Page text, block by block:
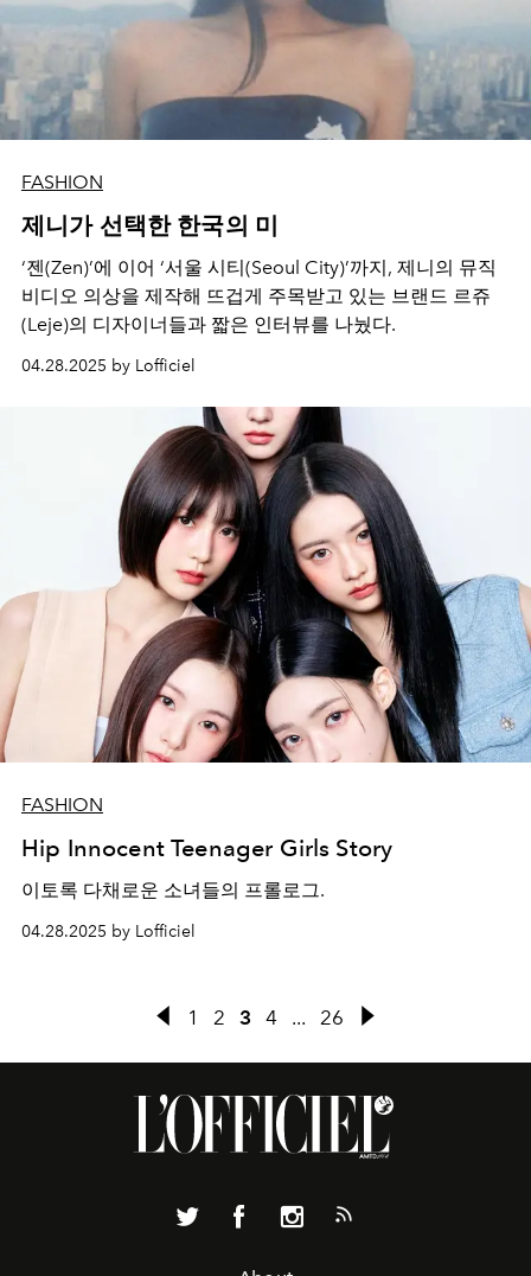
FASHION
제니가 선택한 한국의 미
‘젠(Zen)’에 이어 ‘서울 시티(Seoul City)’까지, 제니의 뮤직
비디오 의상을 제작해 뜨겁게 주목받고 있는 브랜드 르쥬
(Leje)의 디자이너들과 짧은 인터뷰를 나눴다.
04.28.2025 by Lofficiel
FASHION
Hip Innocent Teenager Girls Story
이토록 다채로운 소녀들의 프롤로그.
04.28.2025 by Lofficiel
1 2 3 4 ... 26